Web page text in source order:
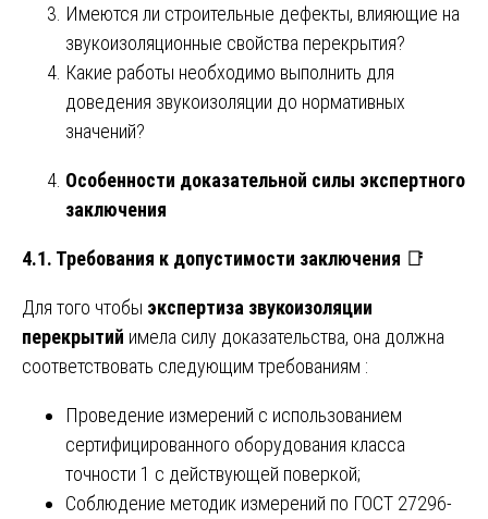
Имеются ли строительные дефекты, влияющие на
звукоизоляционные свойства перекрытия?
Какие работы необходимо выполнить для
доведения звукоизоляции до нормативных
значений?
Особенности доказательной силы экспертного
заключения
4.1. Требования к допустимости заключения 📑
Для того чтобы экспертиза звукоизоляции
перекрытий имела силу доказательства, она должна
соответствовать следующим требованиям :
Проведение измерений с использованием
сертифицированного оборудования класса
точности 1 с действующей поверкой;
Соблюдение методик измерений по ГОСТ 27296-